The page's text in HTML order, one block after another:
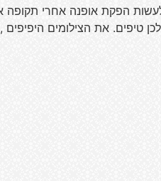
הפקת אופנה אחרי
טיפים. את הצילומים